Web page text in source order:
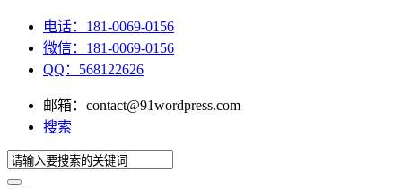
电话：181-0069-0156
微信：181-0069-0156
QQ：568122626
邮箱：contact@91wordpress.com
搜索